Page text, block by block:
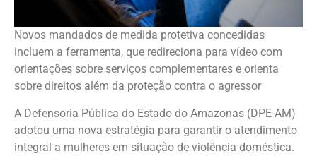
Novos mandados de medida protetiva concedidas
incluem a ferramenta, que redireciona para vídeo com
orientações sobre serviços complementares e orienta
sobre direitos além da proteção contra o agressor
A Defensoria Pública do Estado do Amazonas (DPE-AM)
adotou uma nova estratégia para garantir o atendimento
integral a mulheres em situação de violência doméstica.